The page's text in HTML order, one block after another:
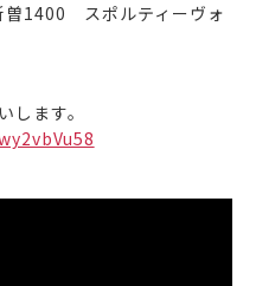
1400 スポルティーヴォ
ます。